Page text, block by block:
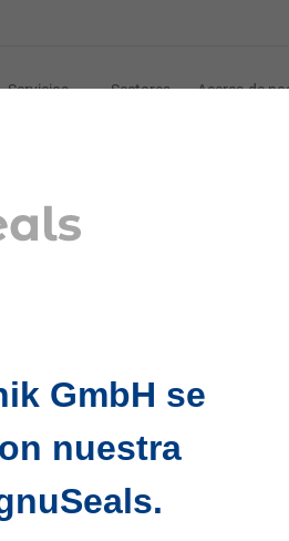
Servicios Sectores Acerca de
nuestra gama ofrece
diseñados para
y la durabilidad de los
técnicos de forma
GmbH se
nuestra